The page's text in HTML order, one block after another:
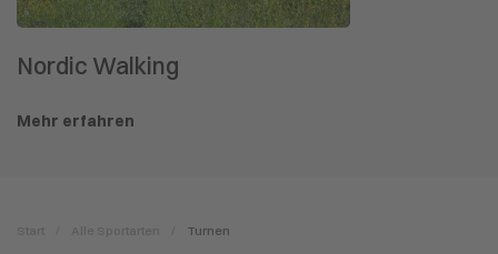
Nordic Walking
Mehr erfahren
Turnen